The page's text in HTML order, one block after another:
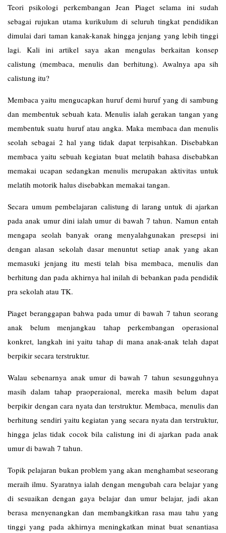
Teori psikologi perkembangan Jean Piaget selama ini sudah
sebagai rujukan utama kurikulum di seluruh tingkat pendidikan
dimulai dari taman kanak-kanak hingga jenjang yang lebih tinggi
lagi. Kali ini artikel saya akan mengulas berkaitan konsep
calistung (membaca, menulis dan berhitung). Awalnya apa sih
calistung itu?
Membaca yaitu mengucapkan huruf demi huruf yang di sambung
dan membentuk sebuah kata. Menulis ialah gerakan tangan yang
membentuk suatu huruf atau angka. Maka membaca dan menulis
seolah sebagai 2 hal yang tidak dapat terpisahkan. Disebabkan
membaca yaitu sebuah kegiatan buat melatih bahasa disebabkan
memakai ucapan sedangkan menulis merupakan aktivitas untuk
melatih motorik halus disebabkan memakai tangan.
Secara umum pembelajaran calistung di larang untuk di ajarkan
pada anak umur dini ialah umur di bawah 7 tahun. Namun entah
mengapa seolah banyak orang menyalahgunakan presepsi ini
dengan alasan sekolah dasar menuntut setiap anak yang akan
memasuki jenjang itu mesti telah bisa membaca, menulis dan
berhitung dan pada akhirnya hal inilah di bebankan pada pendidik
pra sekolah atau TK.
Piaget beranggapan bahwa pada umur di bawah 7 tahun seorang
anak belum menjangkau tahap perkembangan operasional
konkret, langkah ini yaitu tahap di mana anak-anak telah dapat
berpikir secara terstruktur.
Walau sebenarnya anak umur di bawah 7 tahun sesungguhnya
masih dalam tahap praoperaional, mereka masih belum dapat
berpikir dengan cara nyata dan terstruktur. Membaca, menulis dan
berhitung sendiri yaitu kegiatan yang secara nyata dan terstruktur,
hingga jelas tidak cocok bila calistung ini di ajarkan pada anak
umur di bawah 7 tahun.
Topik pelajaran bukan problem yang akan menghambat seseorang
meraih ilmu. Syaratnya ialah dengan mengubah cara belajar yang
di sesuaikan dengan gaya belajar dan umur belajar, jadi akan
berasa menyenangkan dan membangkitkan rasa mau tahu yang
tinggi yang pada akhirnya meningkatkan minat buat senantiasa